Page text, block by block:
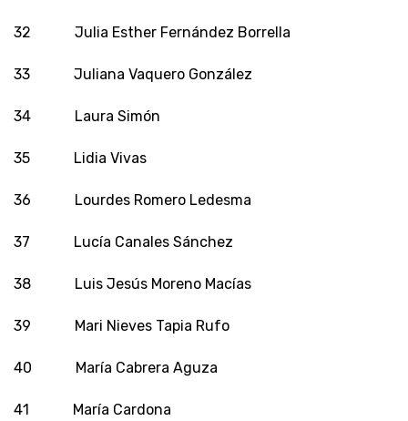
32 Julia Esther Fernández Borrella
33 Juliana Vaquero González
34 Laura Simón
35 Lidia Vivas
36 Lourdes Romero Ledesma
37 Lucía Canales Sánchez
38 Luis Jesús Moreno Macías
39 Mari Nieves Tapia Rufo
40 María Cabrera Aguza
41 María Cardona